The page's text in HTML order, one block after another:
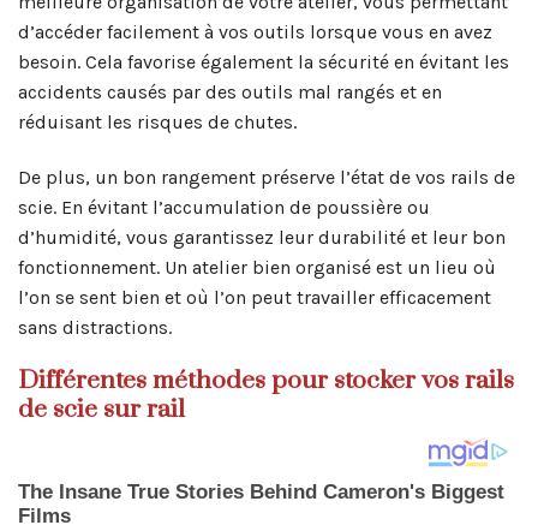
d’accéder facilement à vos outils lorsque vous en avez
besoin. Cela favorise également la sécurité en évitant les
accidents causés par des outils mal rangés et en
réduisant les risques de chutes.
De plus, un bon rangement préserve l’état de vos rails de
scie. En évitant l’accumulation de poussière ou
d’humidité, vous garantissez leur durabilité et leur bon
fonctionnement. Un atelier bien organisé est un lieu où
l’on se sent bien et où l’on peut travailler efficacement
sans distractions.
Différentes méthodes pour stocker vos rails
de scie sur rail